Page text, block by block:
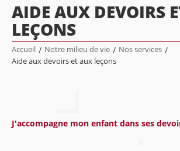
AIDE AUX DEVOIRS
LEÇONS
Accueil / Notre milieu de vie / Nos services /
Aide aux devoirs et aux leçons
J'accompagne mon enfant dans ses